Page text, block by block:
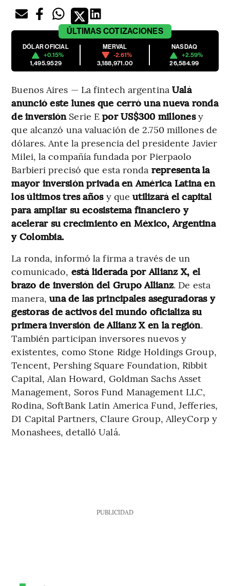
ÚLTIMAS COTIZACIONES
DÓLAR OFICIAL
+0.15%
1,495.9529
MERVAL
-2.61%
3,188,971.00
NASDAQ
+2.59%
26,584.99
Buenos Aires — La fintech argentina Ualá
anunció este lunes que cerró una nueva ronda
de inversiónSerie Epor US$300 millonesy
que alcanzó una valuación de 2.750 millones de
dólares. Ante la presencia del presidente Javier
Milei, la compañía fundada por Pierpaolo
Barbieri precisó que esta ronda representa la
mayor inversión privada en América Latina en
los últimos tres añosy queutilizará el capital
para ampliar su ecosistema financiero y
acelerar su crecimiento en México, Argentina
y Colombia.
La ronda, informó la firma a través de un
comunicado, está liderada por Allianz X, el
brazo de inversión del Grupo Allianz. De esta
manera,una de las principales aseguradoras y
gestoras de activos del mundo oficializa su
primera inversión de Allianz X en la región.
También participan inversores nuevos y
existentes, como Stone Ridge Holdings Group,
Tencent, Pershing Square Foundation, Ribbit
Capital, Alan Howard, Goldman Sachs Asset
Management, Soros Fund Management LLC,
Rodina, SoftBank Latin America Fund, Jefferies,
D1 Capital Partners, Claure Group, AlleyCorp y
Monashees, detalló Ualá.
PUBLICIDAD